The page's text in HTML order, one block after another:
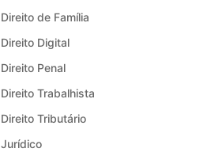
Direito de Família
Direito Digital
Direito Penal
Direito Trabalhista
Direito Tributário
Jurídico